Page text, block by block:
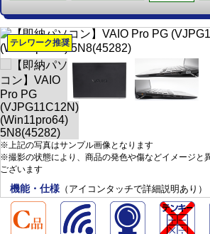
テレワーク推奨
※上記の写真はサンプル画像となります
※撮影の状態により、商品の発色や傷などイメージと
ございます
機能・仕様 （アイコンタッチで詳細説明あり）